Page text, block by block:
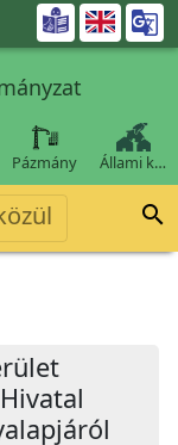

Pázmány Állami k…
